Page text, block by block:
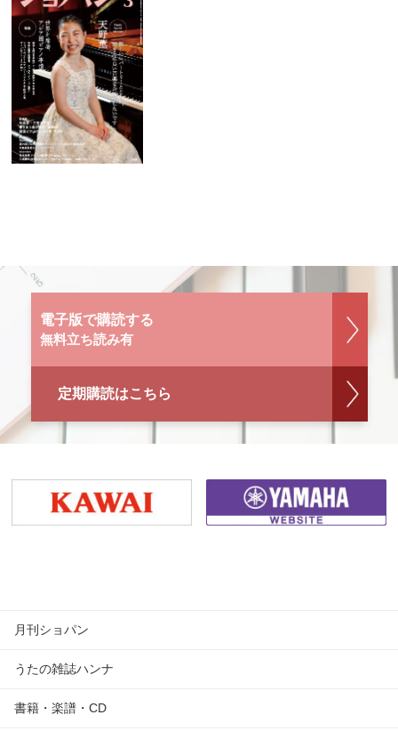
電子版で購読する
無料立ち読み有
定期購読はこちら
月刊ショパン
うたの雑誌ハンナ
書籍・楽譜・CD